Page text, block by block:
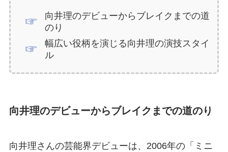
向井理のデビューからブレイクまでの道
のり
幅広い役柄を演じる向井理の演技スタイ
ル
向井理のデビューからブレイクまでの道のり
向井理さんの芸能界デビューは、2006年の「ミニ